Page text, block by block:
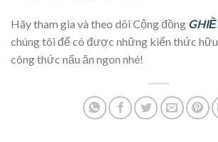
Hãy tham gia và theo dõi Cộng đồng
chúng tôi để có được những kiến thức hữu
công thức nấu ăn ngon nhé!